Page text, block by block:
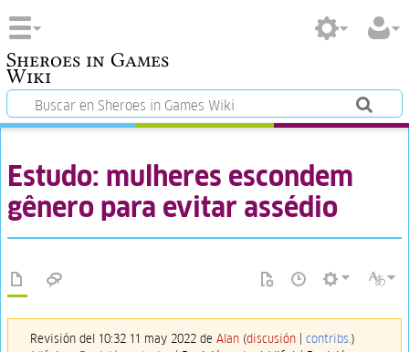
Sheroes in Games
Wiki
Estudo: mulheres escondem
gênero para evitar assédio
Revisión del 10:32 11 may 2022 de Alan (discusión| contribs.)